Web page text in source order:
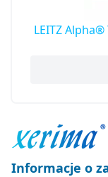
LEITZ
Informacje o